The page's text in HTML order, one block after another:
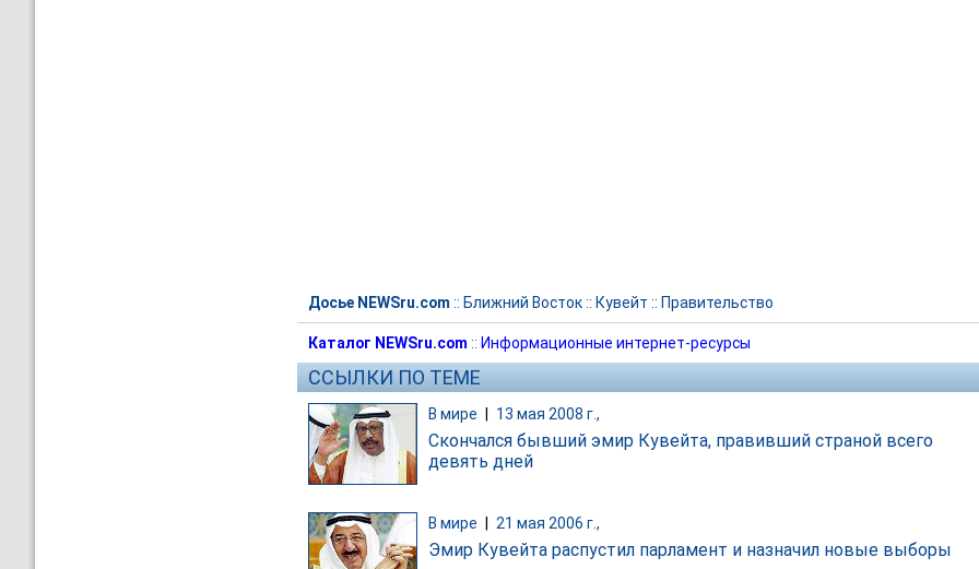
Досье NEWSru.com :: Ближний Восток:: Кувейт :: Правительство
Каталог NEWSru.com :: Информационные интернет-ресурсы
ССЫЛКИ ПО ТЕМЕ
В мире 13 мая 2008 г.,
Скончался бывший эмир Кувейта, правивший страной всего
девять дней
В мире 21 мая 2006 г.,
Эмир Кувейта распустил парламент и назначил новые выборы